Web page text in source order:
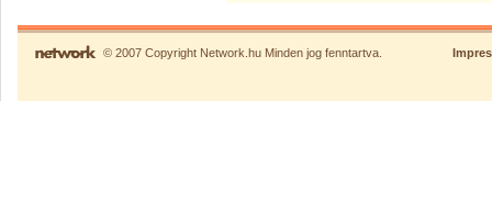
© 2007 Copyright Network.hu Minden jog fenntartva.